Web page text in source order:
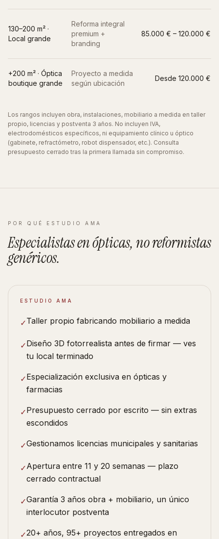
130–200 m² ·
Local grande
Reforma integral
premium +
branding
85.000 € – 120.000 €
+200 m² · Óptica
boutique grande
Proyecto a medida
según ubicación
Desde 120.000 €
Los rangos incluyen obra, instalaciones, mobiliario a medida en taller
propio, licencias y postventa 3 años. No incluyen IVA,
electrodomésticos específicos, ni equipamiento clínico u óptico
(gabinete, refractómetro, robot dispensador, etc.). Consulta
presupuesto cerrado tras la primera llamada sin compromiso.
POR QUÉ ESTUDIO AMA
Especialistas enópticas, no reformistas
genéricos.
ESTUDIO AMA
✓Taller propio fabricando mobiliario a medida
✓Diseño 3D fotorrealista antes de firmar — ves
tu local terminado
✓Especialización exclusiva en ópticas y
farmacias
✓Presupuesto cerrado por escrito — sin extras
escondidos
✓Gestionamos licencias municipales y sanitarias
✓Apertura entre 11 y 20 semanas — plazo
cerrado contractual
✓Garantía 3 años obra + mobiliario, un único
interlocutor postventa
✓20+ años, 95+ proyectos entregados en